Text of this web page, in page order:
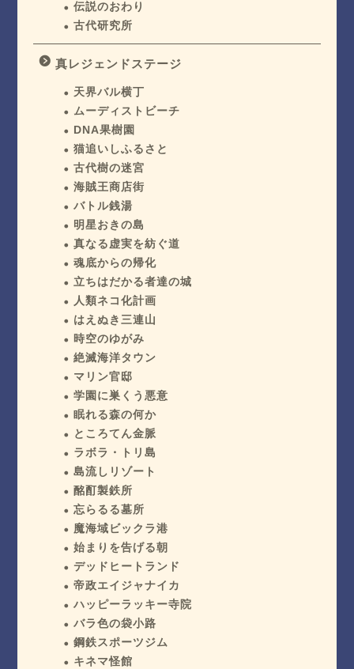
伝説のおわり
古代研究所
真レジェンドステージ
天界バル横丁
ムーディストビーチ
DNA果樹園
猫追いしふるさと
古代樹の迷宮
海賊王商店街
バトル銭湯
明星おきの島
真なる虚実を紡ぐ道
魂底からの帰化
立ちはだかる者達の城
人類ネコ化計画
はえぬき三連山
時空のゆがみ
絶滅海洋タウン
マリン官邸
学園に巣くう悪意
眠れる森の何か
ところてん金脈
ラボラ・トリ島
島流しリゾート
酩酊製鉄所
忘らるる墓所
魔海域ビックラ港
始まりを告げる朝
デッドヒートランド
帝政エイジャナイカ
ハッピーラッキー寺院
バラ色の袋小路
鋼鉄スポーツジム
キネマ怪館